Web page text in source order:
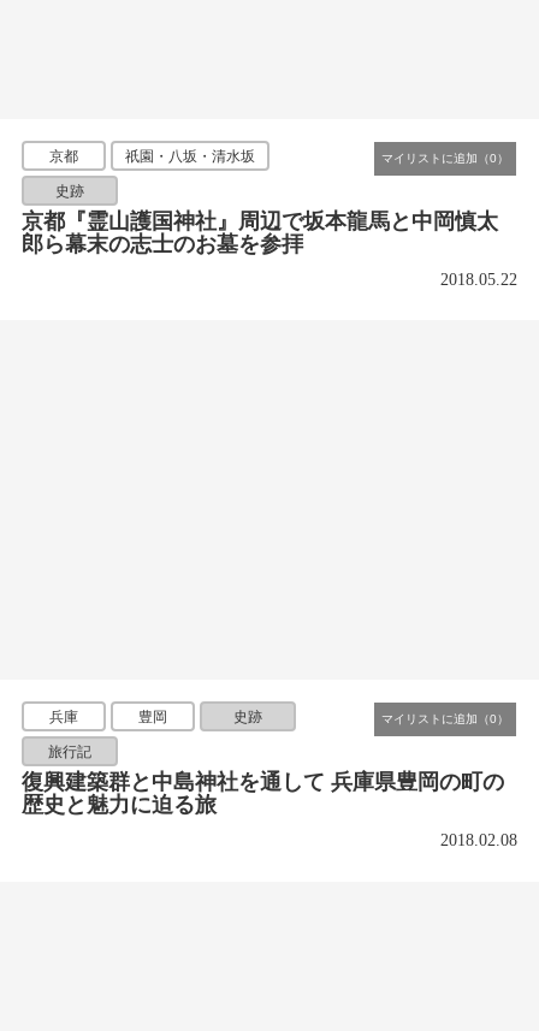
京都 祇園・八坂・清水坂
史跡
京都『霊山護国神社』周辺で坂本龍馬と中岡慎太
郎ら幕末の志士のお墓を参拝
2018.05.22
兵庫 豊岡 史跡
旅行記
復興建築群と中島神社を通して 兵庫県豊岡の町の
歴史と魅力に迫る旅
2018.02.08